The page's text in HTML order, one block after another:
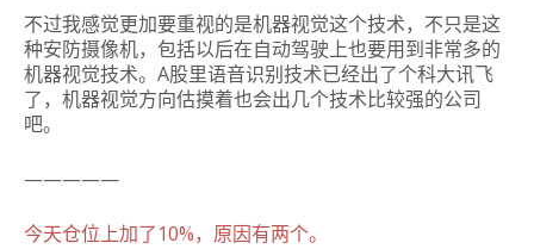
不过我感觉更加要重视的是机器视觉这个技术，不只是这
种安防摄像机，包括以后在自动驾驶上也要用到非常多的
机器视觉技术。A股里语音识别技术已经出了个科大讯飞
了，机器视觉方向估摸着也会出几个技术比较强的公司
吧。
—————
今天仓位上加了10%，原因有两个。